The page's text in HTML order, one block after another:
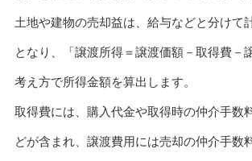
土地や建物の売却益は、給与などと分けて
となり、「譲渡所得＝譲渡価額－取得費－
考え方で所得金額を算出します。
取得費には、購入代金や取得時の仲介手数
どが含まれ、譲渡費用には売却の仲介手数